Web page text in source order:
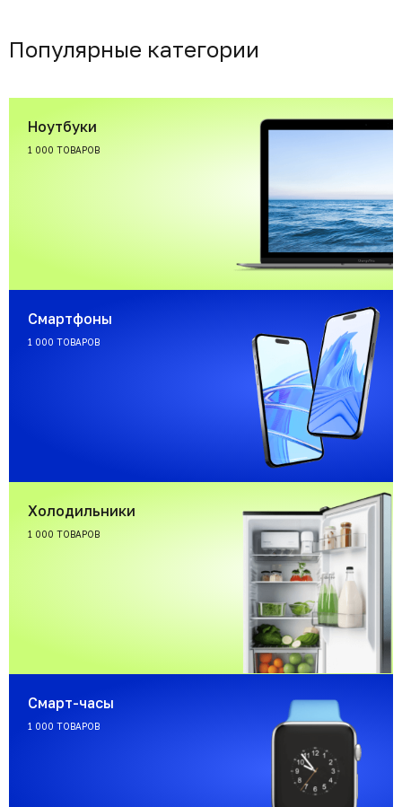
Популярные категории
Ноутбуки
1 000 ТОВАРОВ
Смартфоны
1 000 ТОВАРОВ
Холодильники
1 000 ТОВАРОВ
Смарт-часы
1 000 ТОВАРОВ